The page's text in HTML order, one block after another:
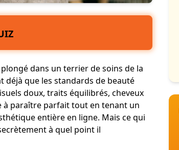
dans un terrier de soins de la
déjà que les standards de beauté
doux, traits équilibrés, cheveux
à paraître parfait tout en tenant un
entière en ligne. Mais ce qui
à quel point il